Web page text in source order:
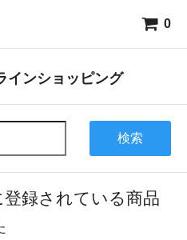
0
インショッピング
検索
登録されている商品